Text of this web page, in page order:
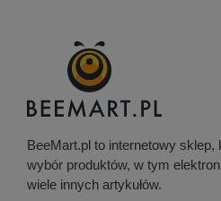
BeeMart.pl to internetowy sklep,
wybór produktów, w tym
wiele innych artykułów.